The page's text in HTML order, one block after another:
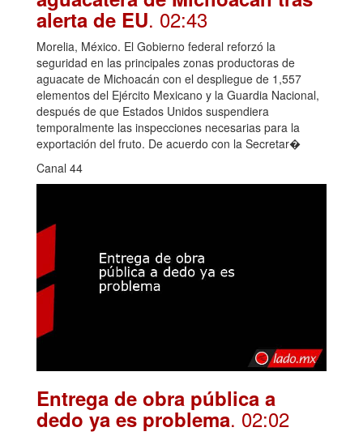
alerta de EU. 02:43
Morelia, México. El Gobierno federal reforzó la
seguridad en las principales zonas productoras de
aguacate de Michoacán con el despliegue de 1,557
elementos del Ejército Mexicano y la Guardia Nacional,
después de que Estados Unidos suspendiera
temporalmente las inspecciones necesarias para la
exportación del fruto. De acuerdo con la Secretar�
Canal 44
Entrega de obra pública a
dedo ya es problema. 02:02